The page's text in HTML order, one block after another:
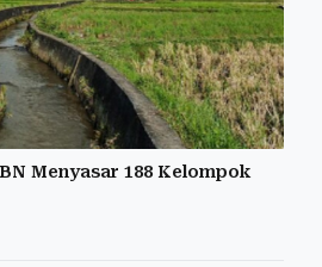
Menyasar 188 Kelompok